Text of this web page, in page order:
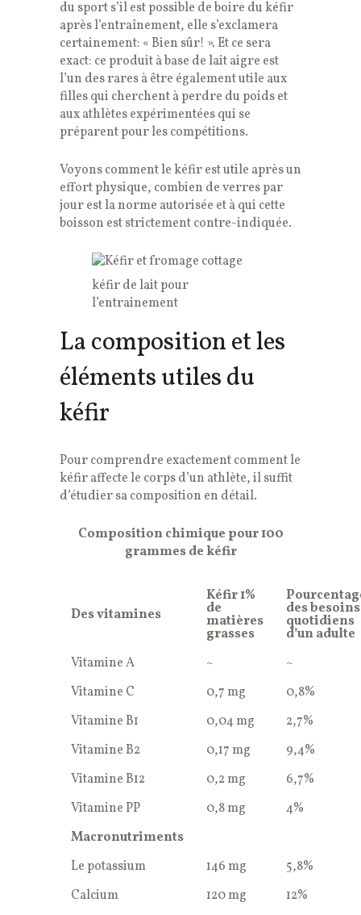
du sport s’il est possible de boire du kéfir
après l’entraînement, elle s’exclamera
certainement: « Bien sûr! ». Et ce sera
exact: ce produit à base de lait aigre est
l’un des rares à être également utile aux
filles qui cherchent à perdre du poids et
aux athlètes expérimentées qui se
préparent pour les compétitions.
Voyons comment le kéfir est utile après un
effort physique, combien de verres par
jour est la norme autorisée et à qui cette
boisson est strictement contre-indiquée.
kéfir de lait pour
l’entrainement
La composition et les
éléments utiles du
kéfir
Pour comprendre exactement comment le
kéfir affecte le corps d’un athlète, il suffit
d’étudier sa composition en détail.
Composition chimique pour 100
grammes de kéfir
Des vitamines
Kéfir 1%
de
matières
grasses
des besoins
quotidiens
d’un adulte
Vitamine A
~
~
Vitamine C
0,7 mg
0,8%
Vitamine B1
0,04 mg
2,7%
Vitamine B2
0,17 mg
9,4%
Vitamine B12
0,2 mg
6,7%
Vitamine PP
0,8 mg
4%
Macronutriments
Le potassium
146 mg
5,8%
Calcium
120 mg
12%